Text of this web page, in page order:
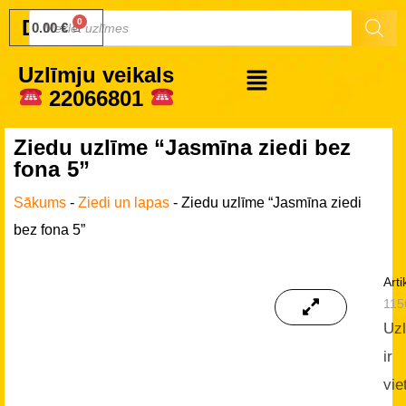
Druku.lv
0.00€
Uzlīmju veikals
22066801
Ziedu uzlīme “Jasmīna ziedi bez
fona 5”
Sākums - Ziedi un lapas - Ziedu uzlīme “Jasmīna ziedi
bez fona 5”
ir